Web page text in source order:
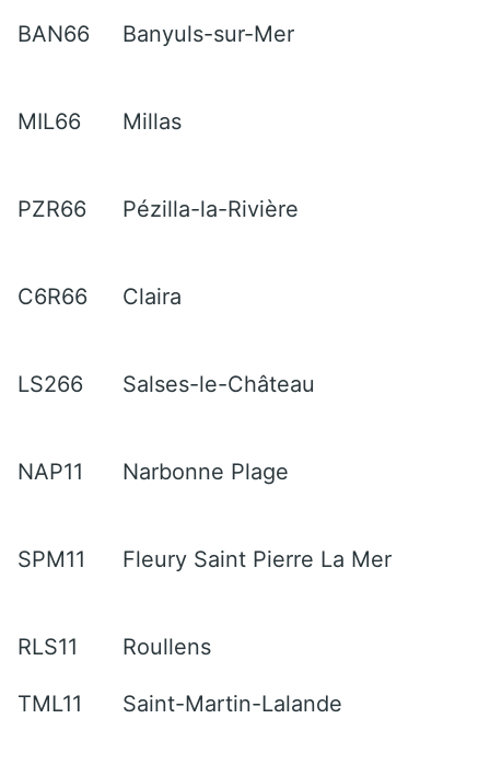
BAN66 Banyuls-sur-Mer
MIL66 Millas
PZR66 Pézilla-la-Rivière
C6R66 Claira
LS266 Salses-le-Château
NAP11 Narbonne Plage
SPM11 Fleury Saint Pierre La Mer
RLS11 Roullens
TML11 Saint-Martin-Lalande